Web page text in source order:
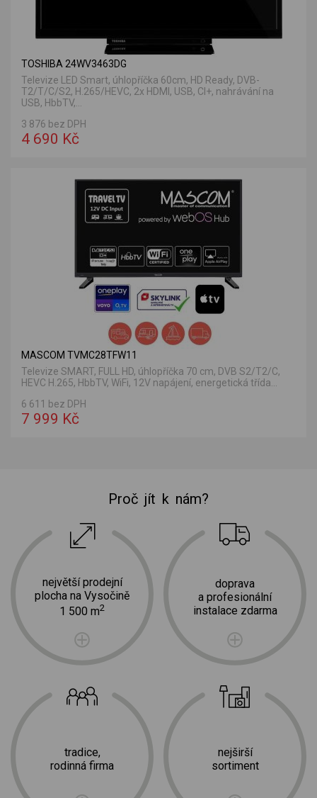
TOSHIBA 24WV3463DG
Televize LED Smart, úhlopříčka 60cm, HD Ready, DVB-
T2/T/C/S2, H.265/HEVC, 2x HDMI, USB, CI+, nahrávání na
USB, HbbTV,...
3 876 bez DPH
4 690 Kč
MASCOM TVMC28TFW11
Televize SMART, FULL HD, úhlopříčka 70 cm, DVB S2/T2/C,
HEVC H.265, HbbTV, WiFi, 12V napájení, energetická třída...
6 611 bez DPH
7 999 Kč
Proč jít k nám?
největší prodejní
plocha na Vysočině
1 500 m2
tradice,
rodinná firma
doprava
a profesionální
instalace zdarma
nejširší
sortiment